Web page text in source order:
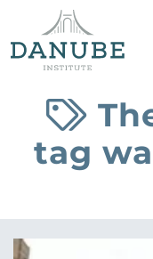
tag